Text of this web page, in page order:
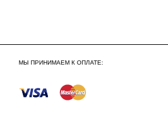
Сборка по Московской
До 300 000 руб.
МЫ ПРИНИМАЕМ К ОПЛАТЕ: